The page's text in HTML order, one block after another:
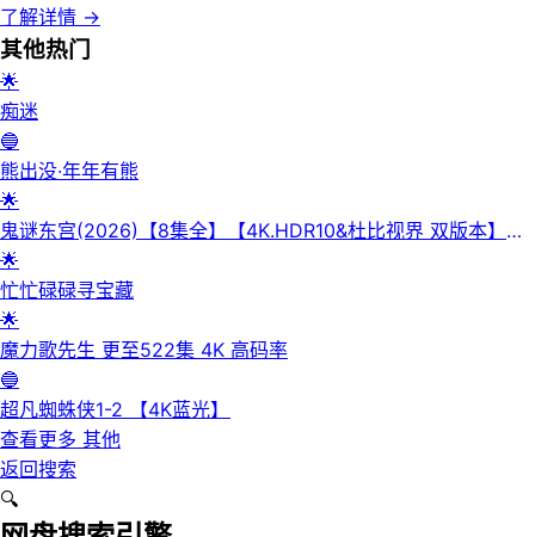
了解详情 →
其他热门
🌟
痴迷
🔵
熊出没·年年有熊
🌟
鬼谜东宫(2026)【8集全】【4K.HDR10&杜比视界 双版本】
【高码率】【内封简繁英】【杜比全景声】
🌟
忙忙碌碌寻宝藏
🌟
魔力歌先生 更至522集 4K 高码率
🔵
超凡蜘蛛侠1-2 【4K蓝光】
查看更多 其他
返回搜索
🔍